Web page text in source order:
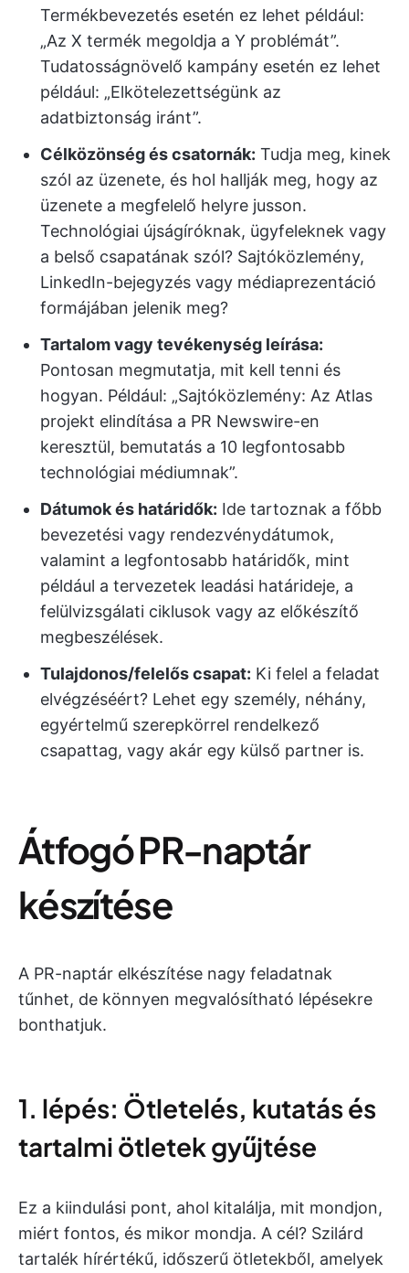
Termékbevezetés esetén ez lehet például:
„Az X termék megoldja a Y problémát”.
Tudatosságnövelő kampány esetén ez lehet
például: „Elkötelezettségünk az
adatbiztonság iránt”.
Célközönség és csatornák: Tudja meg, kinek
szól az üzenete, és hol hallják meg, hogy az
üzenete a megfelelő helyre jusson.
Technológiai újságíróknak, ügyfeleknek vagy
a belső csapatának szól? Sajtóközlemény,
LinkedIn-bejegyzés vagy médiaprezentáció
formájában jelenik meg?
Tartalom vagy tevékenység leírása:
Pontosan megmutatja, mit kell tenni és
hogyan. Például: „Sajtóközlemény: Az Atlas
projekt elindítása a PR Newswire-en
keresztül, bemutatás a 10 legfontosabb
technológiai médiumnak”.
Dátumok és határidők: Ide tartoznak a főbb
bevezetési vagy rendezvénydátumok,
valamint a legfontosabb határidők, mint
például a tervezetek leadási határideje, a
felülvizsgálati ciklusok vagy az előkészítő
megbeszélések.
Tulajdonos/felelős csapat: Ki felel a feladat
elvégzéséért? Lehet egy személy, néhány,
egyértelmű szerepkörrel rendelkező
csapattag, vagy akár egy külső partner is.
Átfogó PR-naptár
készítése
A PR-naptár elkészítése nagy feladatnak
tűnhet, de könnyen megvalósítható lépésekre
bonthatjuk.
1. lépés: Ötletelés, kutatás és
tartalmi ötletek gyűjtése
Ez a kiindulási pont, ahol kitalálja, mit mondjon,
miért fontos, és mikor mondja. A cél? Szilárd
tartalék hírértékű, időszerű ötletekből, amelyek